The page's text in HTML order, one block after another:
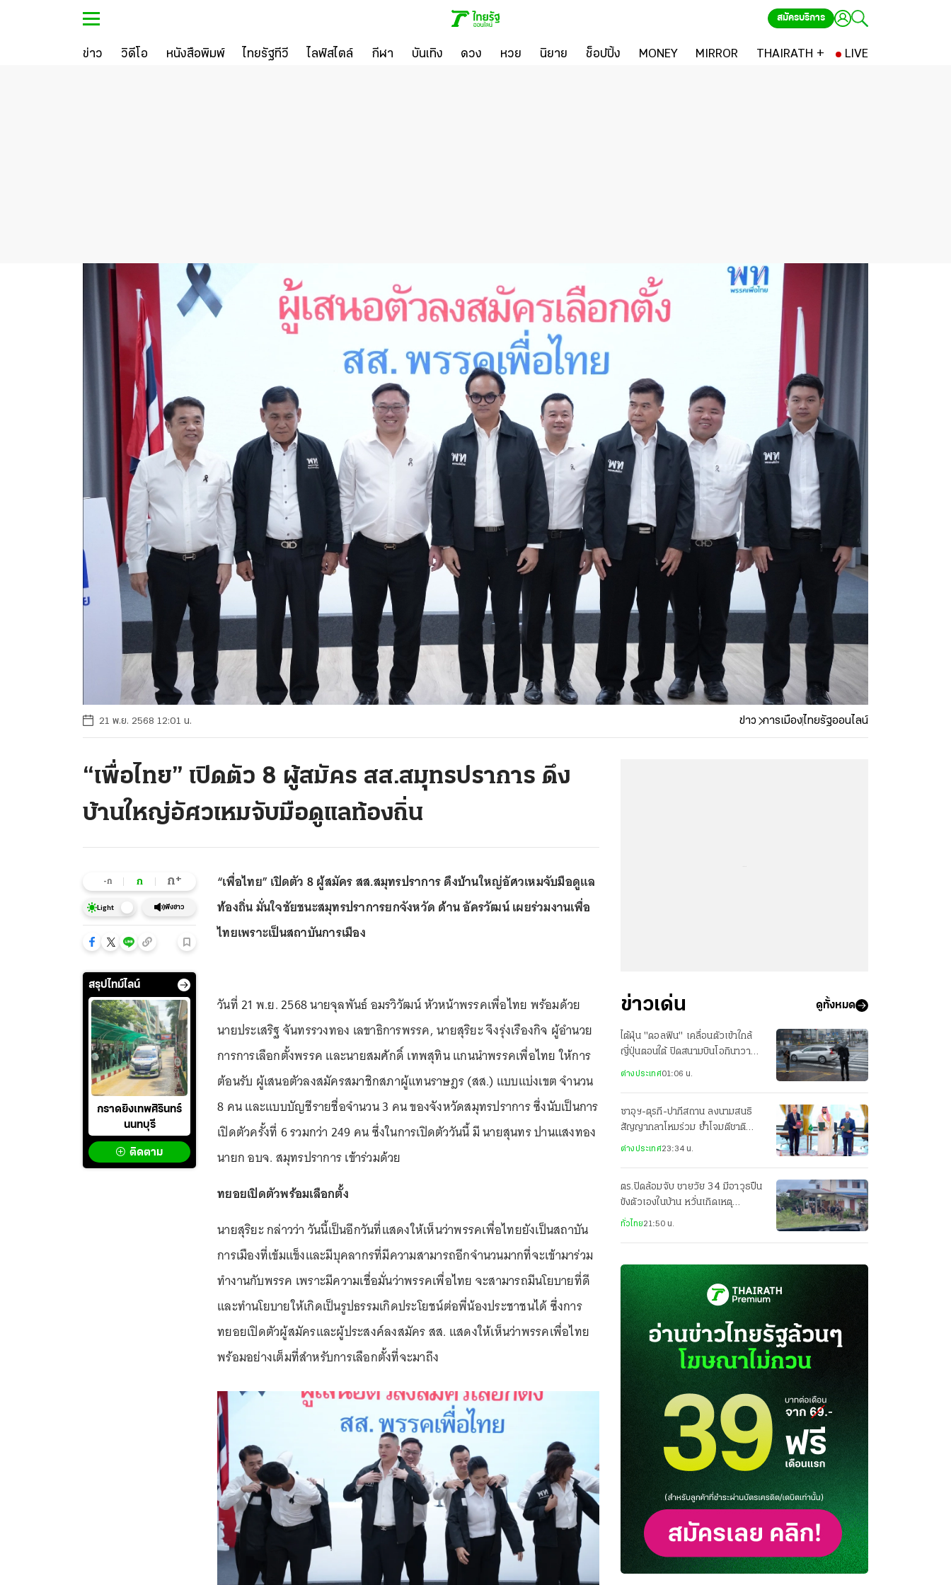
สมัครบริการ
ข่าว วิดีโอ หนังสือพิมพ์ ไทยรัฐทีวี ไลฟ์สไตล์ กีฬา บันเทิง ดวง หวย นิยาย ช็อปปิ้ง MONEY MIRROR THAIRATH + LIVE
21 พ.ย. 2568 12:01 น. ข่าว การเมืองไทยรัฐออนไลน์
“เพื่อไทย” เปิดตัว 8 ผู้สมัคร สส.สมุทรปราการ ดึง
บ้านใหญ่อัศวเหมจับมือดูแลท้องถิ่น
-ก ก ก+
Light ฟังข่าว
สรุปไทม์ไลน์
กราดยิงเทพศิรินทร์
นนทบุรี
ติดตาม
“เพื่อไทย” เปิดตัว 8 ผู้สมัคร สส.สมุทรปราการ ดึงบ้านใหญ่อัศวเหมจับมือดูแล
ท้องถิ่น มั่นใจชัยชนะสมุทรปราการยกจังหวัด ด้าน อัครวัฒน์ เผยร่วมงานเพื่อ
ไทยเพราะเป็นสถาบันการเมือง
วันที่ 21 พ.ย. 2568 นายจุลพันธ์ อมรวิวัฒน์ หัวหน้าพรรคเพื่อไทย พร้อมด้วย
นายประเสริฐ จันทรรวงทอง เลขาธิการพรรค, นายสุริยะ จึงรุ่งเรืองกิจ ผู้อำนวย
การการเลือกตั้งพรรค และนายสมศักดิ์ เทพสุทิน แกนนำพรรคเพื่อไทย ให้การ
ต้อนรับ ผู้เสนอตัวลงสมัครสมาชิกสภาผู้แทนราษฎร (สส.) แบบแบ่งเขต จำนวน
8 คน และแบบบัญชีรายชื่อจำนวน 3 คน ของจังหวัดสมุทรปราการ ซึ่งนับเป็นการ
เปิดตัวครั้งที่ 6 รวมกว่า 249 คน ซึ่งในการเปิดตัววันนี้ มี นายสุนทร ปานแสงทอง
นายก อบจ. สมุทรปราการ เข้าร่วมด้วย
ทยอยเปิดตัวพร้อมเลือกตั้ง
นายสุริยะ กล่าวว่า วันนี้เป็นอีกวันที่แสดงให้เห็นว่าพรรคเพื่อไทยยังเป็นสถาบัน
การเมืองที่เข้มแข็งและมีบุคลากรที่มีความสามารถอีกจำนวนมากที่จะเข้ามาร่วม
ทำงานกับพรรค เพราะมีความเชื่อมั่นว่าพรรคเพื่อไทย จะสามารถมีนโยบายที่ดี
และทำนโยบายให้เกิดเป็นรูปธรรมเกิดประโยชน์ต่อพี่น้องประชาชนได้ ซึ่งการ
ทยอยเปิดตัวผู้สมัครและผู้ประสงค์ลงสมัคร สส. แสดงให้เห็นว่าพรรคเพื่อไทย
พร้อมอย่างเต็มที่สำหรับการเลือกตั้งที่จะมาถึง
ข่าวเด่น ดูทั้งหมด
ไต้ฝุ่น "ดอลฟิน" เคลื่อนตัวเข้าใกล้
ญี่ปุ่นตอนใต้ ปิดสนามบินโอกินาวา
อพยพประชาชน-เจ็บ 3 ราย
ต่างประเทศ01:06 น.
ซาอุฯ-ตุรกี-ปากีสถาน ลงนามสนธิ
สัญญากลาโหมร่วม ย้ำโจมตีชาติ
เดียวเท่ากับโจมตีทั้ง 3 ประเทศ
ต่างประเทศ23:34 น.
ตร.ปิดล้อมจับ ชายวัย 34 มีอาวุธปืน
ขังตัวเองในบ้าน หวั่นเกิดเหตุ
อันตราย
ทั่วไทย21:50 น.